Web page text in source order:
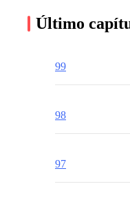
Último
99
98
97